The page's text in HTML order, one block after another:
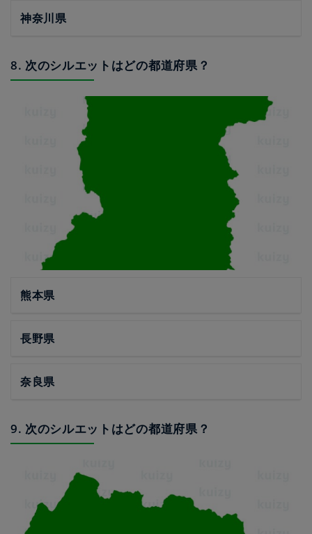
神奈川県
8. 次のシルエットはどの都道府県？
熊本県
長野県
奈良県
9. 次のシルエットはどの都道府県？